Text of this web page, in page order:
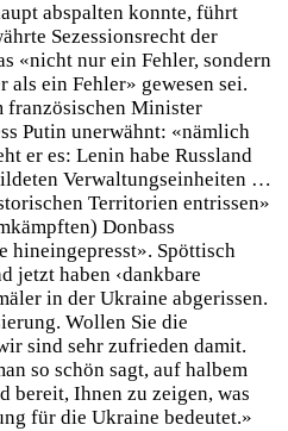
abspalten konnte, führt
Sezessionsrecht der
«nicht nur ein Fehler, sondern
ein Fehler» gewesen sei.
französischen Minister
Putin unerwähnt: «nämlich
er es: Lenin habe Russland
Verwaltungseinheiten …
Territorien entrissen»
Donbass
hineingepresst». Spöttisch
jetzt haben ‹dankbare
in der Ukraine abgerissen.
Wollen Sie die
sind sehr zufrieden damit.
so schön sagt, auf halbem
bereit, Ihnen zu zeigen, was
für die Ukraine bedeutet.»